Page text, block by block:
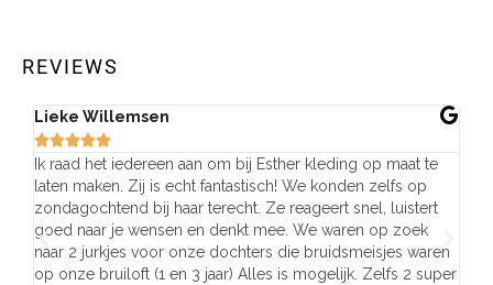
REVIEWS
Lieke Willemsen

Ik raad het iedereen aan om bij Esther kleding op maat te
laten maken. Zij is echt fantastisch! We konden zelfs op
zondagochtend bij haar terecht. Ze reageert snel, luistert
goed naar je wensen en denkt mee. We waren op zoek
naar 2 jurkjes voor onze dochters die bruidsmeisjes waren
op onze bruiloft (1 en 3 jaar) Alles is mogelijk. Zelfs 2 super